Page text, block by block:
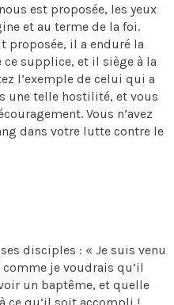
est proposée, les yeux
et au terme de la foi.
proposée, il a enduré la
supplice, et il siège à la
l’exemple de celui qui a
une telle hostilité, et vous
Vous n’avez
dans votre lutte contre le
disciples : « Je suis venu
je voudrais qu’il
un baptême, et quelle